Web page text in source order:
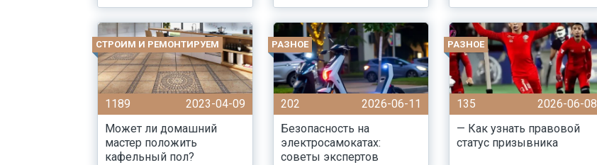
СТРОИМ И РЕМОНТИРУЕМ
1189
2023-04-09
Может ли домашний
мастер положить
кафельный пол?
РАЗНОЕ
202
2026-06-11
Безопасность на
электросамокатах:
советы экспертов
РАЗНОЕ
135
2026-06-08
— Как узнать правовой
статус призывника